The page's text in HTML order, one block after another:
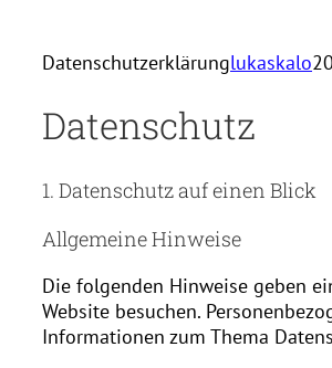
Datenschutzerklärunglukaskalo
Datenschutz
1. Datenschutz auf einen Blick
Allgemeine Hinweise
Die folgenden Hinweise geben
Website besuchen.
Informationen zum Thema